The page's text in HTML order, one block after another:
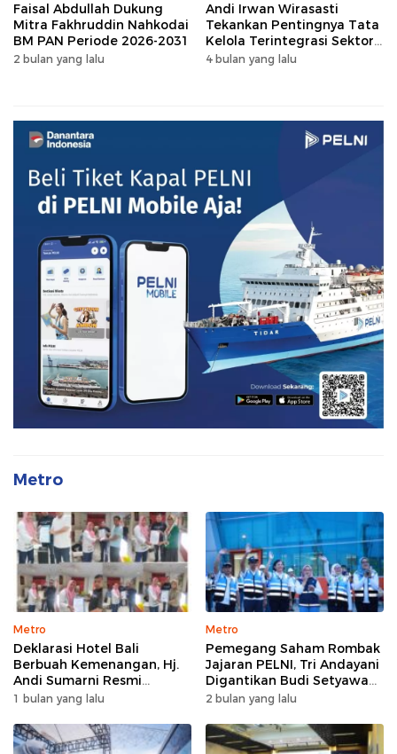
Faisal Abdullah Dukung
Mitra Fakhruddin Nahkodai
BM PAN Periode 2026-2031
2 bulan yang lalu
Andi Irwan Wirasasti
Tekankan Pentingnya Tata
Kelola Terintegrasi Sektor
Peternakan Sulsel
4 bulan yang lalu
Metro
Metro
Deklarasi Hotel Bali
Berbuah Kemenangan, Hj.
Andi Sumarni Resmi
Nahkodai DPW FK PKBM
1 bulan yang lalu
Metro
Pemegang Saham Rombak
Jajaran PELNI, Tri Andayani
Digantikan Budi Setyawan
Wijaya sebagai Dirut
2 bulan yang lalu